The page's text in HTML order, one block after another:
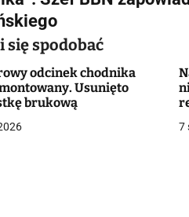
się spodobać
odcinek chodnika
Usunięto
brukową
7